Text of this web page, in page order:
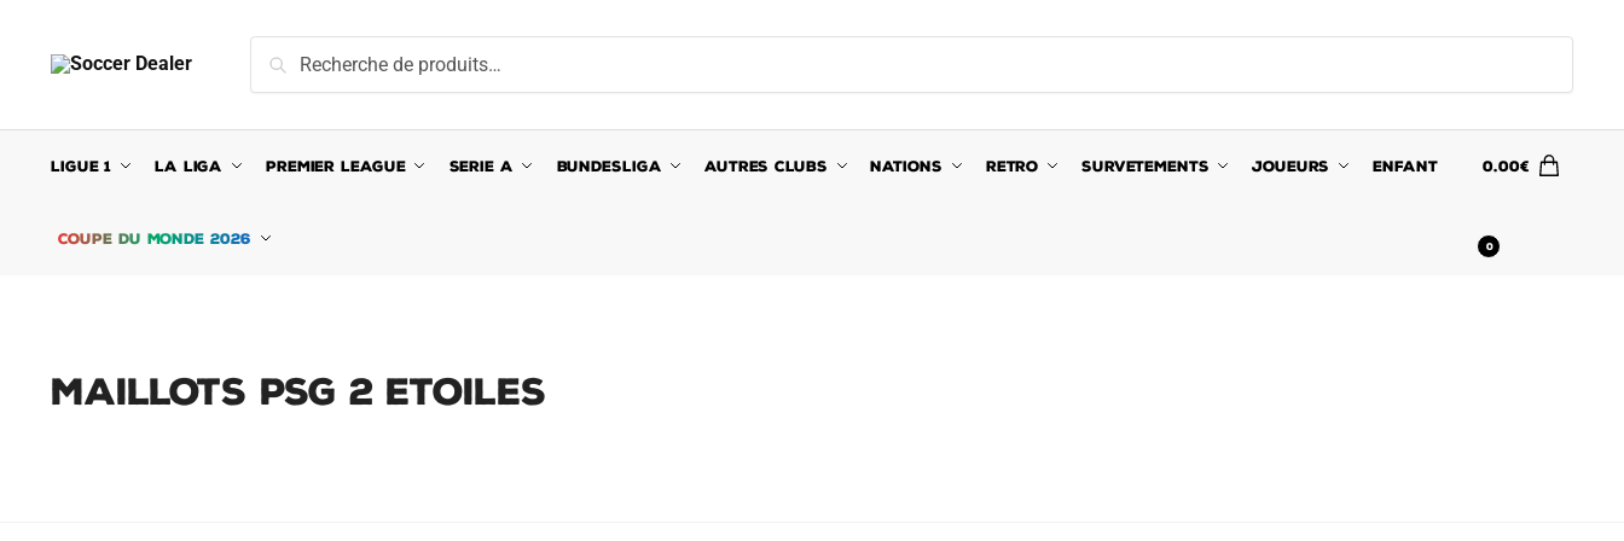
navigation
content
pour :
Recherche
LIGUE 1 LA LIGA PREMIER LEAGUE SERIE A BUNDESLIGA AUTRES CLUBS NATIONS RETRO SURVETEMENTS JOUEURS ENFANT
COUPE DU MONDE 2026
0.00€
0
MAILLOTS PSG 2 ETOILES